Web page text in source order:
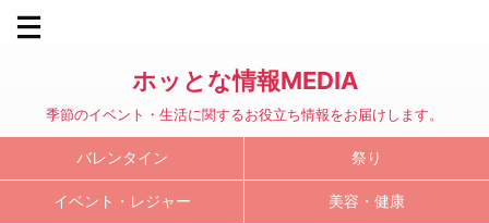
ホッとな情報MEDIA
季節のイベント・生活に関するお役立ち情報をお届けします。
バレンタイン 祭り
イベント・レジャー 美容・健康